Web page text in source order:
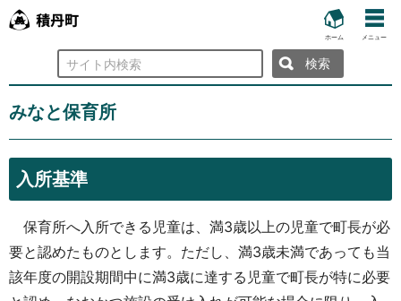
ホーム メニュー
検
索
みなと保育所
入所基準
保育所へ入所できる児童は、満3歳以上の児童で町長が必
要と認めたものとします。ただし、満3歳未満であっても当
該年度の開設期間中に満3歳に達する児童で町長が特に必要